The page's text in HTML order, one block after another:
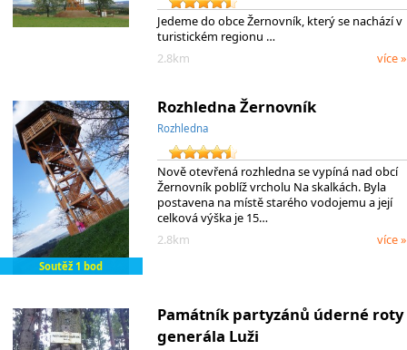
Jedeme do obce Žernovník, který se nachází v
turistickém regionu …
2.8km
více »
Soutěž 1 bod
Rozhledna Žernovník
Rozhledna
Nově otevřená rozhledna se vypíná nad obcí
Žernovník poblíž vrcholu Na skalkách. Byla
postavena na místě starého vodojemu a její
celková výška je 15…
2.8km
více »
Památník partyzánů úderné roty
generála Luži